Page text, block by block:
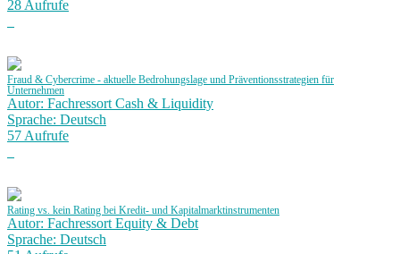
28 Aufrufe
Fraud & Cybercrime - aktuelle Bedrohungslage und Präventionsstrategien für
Unternehmen
Autor: Fachressort Cash & Liquidity
Sprache: Deutsch
57 Aufrufe
Rating vs. kein Rating bei Kredit- und Kapitalmarktinstrumenten
Autor: Fachressort Equity & Debt
Sprache: Deutsch